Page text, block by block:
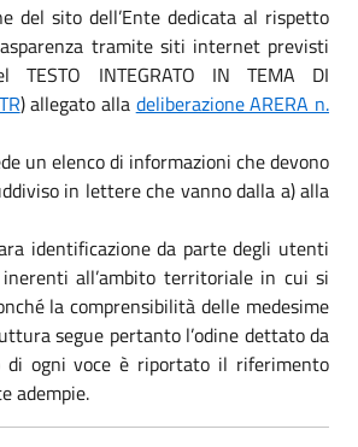
del sito dell’Ente dedicata al rispetto
tramite siti internet previsti
TESTO INTEGRATO IN TEMA DI
) allegato alla deliberazione ARERA n.
un elenco di informazioni che devono
in lettere che vanno dalla a) alla
identificazione da parte degli utenti
all’ambito territoriale in cui si
la comprensibilità delle medesime
segue pertanto l’odine dettato da
di ogni voce è riportato il riferimento
adempie.